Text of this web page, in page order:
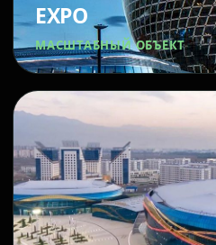
EXPO
МАСШТАБНЫЙ ОБЪЕКТ